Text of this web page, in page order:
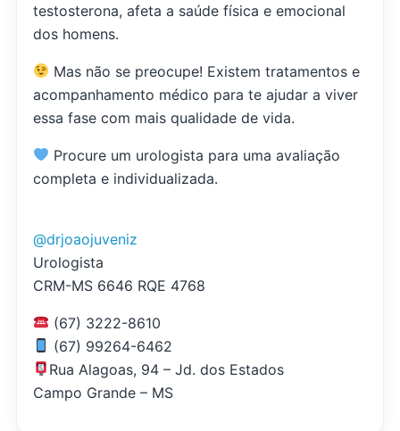
testosterona, afeta a saúde física e emocional
dos homens.
Mas não se preocupe! Existem tratamentos e
acompanhamento médico para te ajudar a viver
essa fase com mais qualidade de vida.
Procure um urologista para uma avaliação
completa e individualizada.
@drjoaojuveniz
Urologista
CRM-MS 6646 RQE 4768
(67) 3222-8610
(67) 99264-6462
Rua Alagoas, 94 – Jd. dos Estados
Campo Grande – MS